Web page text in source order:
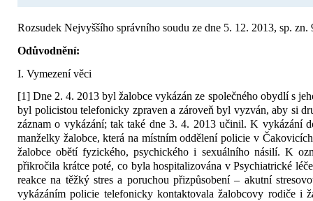
Rozsudek Nejvyššího správního soudu ze dne 5. 12. 2013, sp.
Odůvodnění:
I. Vymezení věci
[1] Dne 2. 4. 2013 byl žalobce vykázán ze společného obydlí s
byl policistou telefonicky zpraven a zároveň byl vyzván, aby si
záznam o vykázání; tak také dne 3. 4. 2013 učinil. K vykázání
manželky žalobce, která na místním oddělení policie v
žalobce obětí fyzického, psychického i sexuálního násilí. K
přikročila krátce poté, co byla hospitalizována v Psychiatrické
reakce na těžký stres a poruchou přizpůsobení – akutní
vykázáním policie telefonicky kontaktovala žalobcovy rodiče i